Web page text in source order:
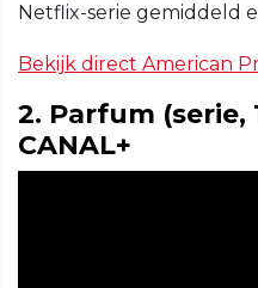
Netflix-serie gemiddeld
Bekijk direct American
2. Parfum (serie,
CANAL+